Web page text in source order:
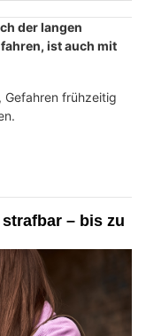
der langen
ist auch mit
Gefahren frühzeitig
– bis zu